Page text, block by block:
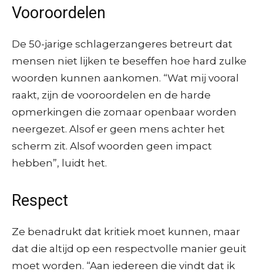
Vooroordelen
De 50-jarige schlagerzangeres betreurt dat
mensen niet lijken te beseffen hoe hard zulke
woorden kunnen aankomen. “Wat mij vooral
raakt, zijn de vooroordelen en de harde
opmerkingen die zomaar openbaar worden
neergezet. Alsof er geen mens achter het
scherm zit. Alsof woorden geen impact
hebben”, luidt het.
Respect
Ze benadrukt dat kritiek moet kunnen, maar
dat die altijd op een respectvolle manier geuit
moet worden. “Aan iedereen die vindt dat ik